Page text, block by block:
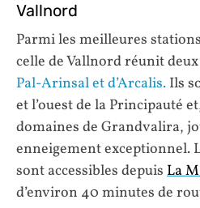
Vallnord
Parmi les meilleures
celle de Vallnord réunit
Pal-Arinsal et d’Arcalis. Ils
et l’ouest de la Principauté
domaines de Grandvalira,
enneigement exceptionnel.
sont accessibles depuis La
d’environ 40 minutes de